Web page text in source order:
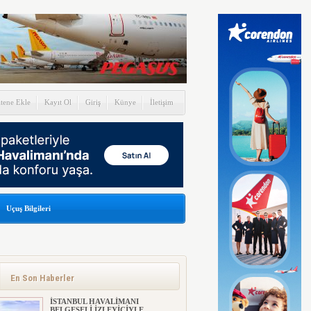
Ekle Kayıt Ol Giriş Künye İletişim
Uçuş Bilgileri
En Son Haberler
İSTANBUL HAVALİMANI